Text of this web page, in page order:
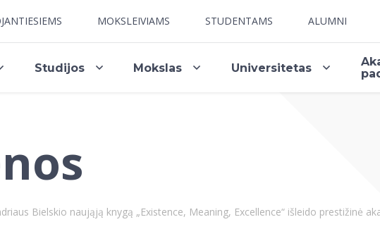
MOKSLEIVIAMS STUDENTAMS ALUMNI
Studijos Mokslas Universitetas
Bielskio naująją knygą „Existence, Meaning, Excellence“ išleido prestižinė